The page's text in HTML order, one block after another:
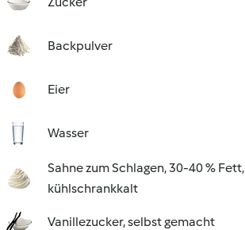
Backpulver
Eier
Wasser
Sahne zum Schlagen, 30-40 % Fett,
kühlschrankkalt
Vanillezucker, selbst gemacht